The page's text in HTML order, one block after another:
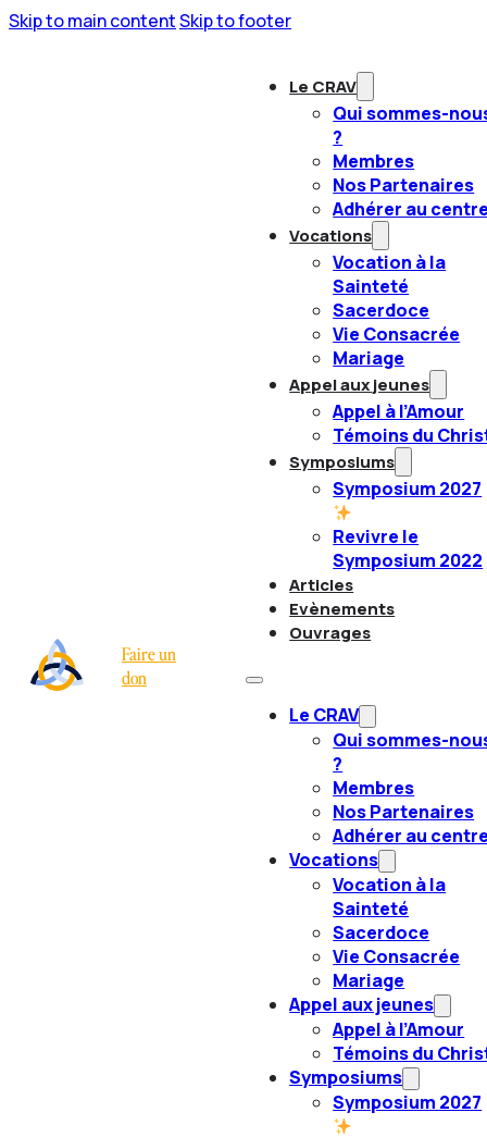
Skip to main contentSkip to footer
Faire un
don
Le CRAV
Qui sommes-
?
Membres
Nos Partenaires
Adhérer au
Vocations
Vocation à la
Sainteté
Sacerdoce
Vie Consacrée
Mariage
Appel aux jeunes
Appel à l’Amour
Témoins du
Symposiums
Symposium 2027
Revivre le
Symposium 2022
Articles
Evènements
Ouvrages
Le CRAV
Qui sommes-
?
Membres
Nos Partenaires
Adhérer au
Vocations
Vocation à la
Sainteté
Sacerdoce
Vie Consacrée
Mariage
Appel aux jeunes
Appel à l’Amour
Témoins du
Symposiums
Symposium 2027